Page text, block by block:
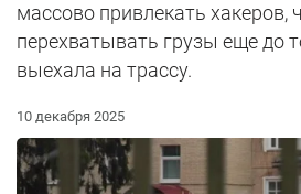
массово привлекать хакеров,
перехватывать грузы еще до
выехала на трассу.
10 декабря 2025